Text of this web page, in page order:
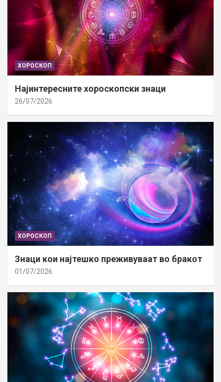
ХОРОСКОП
Најинтересните хороскопски знаци
26/07/2026
ХОРОСКОП
Знаци кои најтешко преживуваат во бракот
01/07/2026